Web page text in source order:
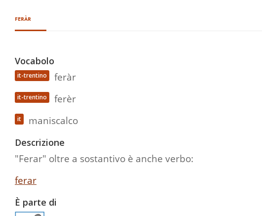
feràr
Vocabolo
it-trentino feràr
it-trentino ferèr
it maniscalco
Descrizione
"Ferar" oltre a sostantivo è anche verbo:
ferar
È parte di